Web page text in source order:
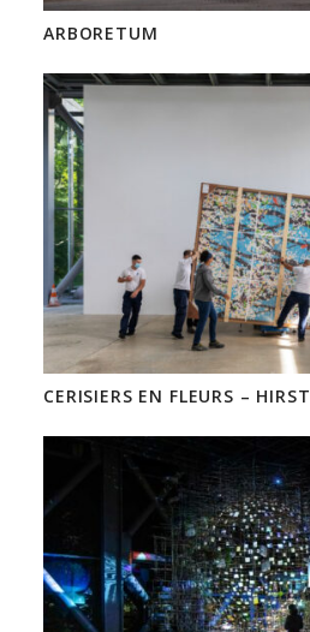
ARBORETUM
CERISIERS EN FLEURS – HIRST